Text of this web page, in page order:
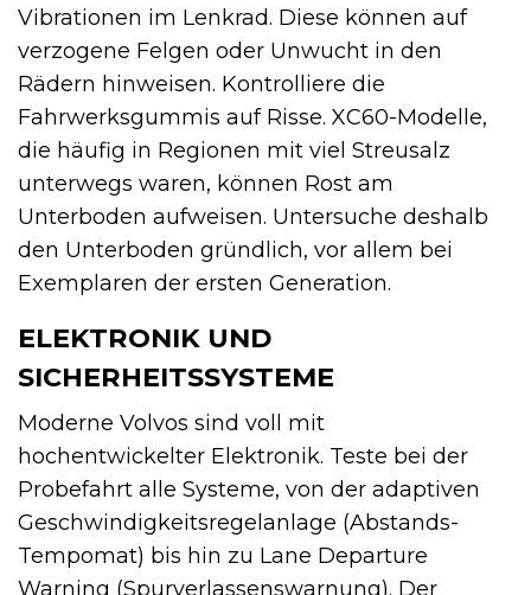
Vibrationen im Lenkrad. Diese können auf
verzogene Felgen oder Unwucht in den
Rädern hinweisen. Kontrolliere die
Fahrwerksgummis auf Risse. XC60-Modelle,
die häufig in Regionen mit viel Streusalz
unterwegs waren, können Rost am
Unterboden aufweisen. Untersuche deshalb
den Unterboden gründlich, vor allem bei
Exemplaren der ersten Generation.
ELEKTRONIK UND
SICHERHEITSSYSTEME
Moderne Volvos sind voll mit
hochentwickelter Elektronik. Teste bei der
Probefahrt alle Systeme, von der adaptiven
Geschwindigkeitsregelanlage (Abstands-
Tempomat) bis hin zu Lane Departure
Warning (Spurverlassenswarnung). Der